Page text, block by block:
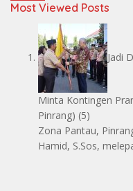
Most Viewed Posts
Jadi
Minta Kontingen
Pinrang) (5)
Zona Pantau,
Hamid, S.Sos,